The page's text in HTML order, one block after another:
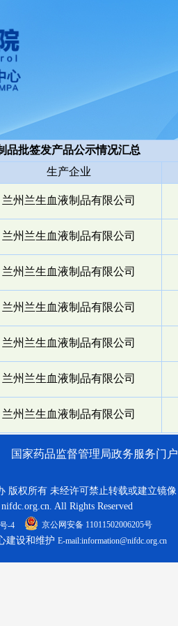
品批签发产品公示情况汇总
生产企业
兰州兰生血液制品有限公司
兰州兰生血液制品有限公司
兰州兰生血液制品有限公司
兰州兰生血液制品有限公司
兰州兰生血液制品有限公司
兰州兰生血液制品有限公司
兰州兰生血液制品有限公司
国家药品监督管理局政务服务门户
版权所有 未经许可禁止转载或建立镜像
All Rights Reserved
-4 京公网安备 11011502006205号
建设和维护 E-mail:information@nifdc.org.cn